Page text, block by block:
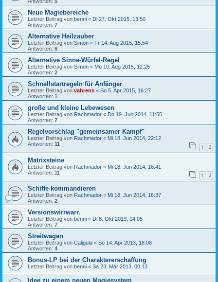
Neue Magiebereiche
Letzter Beitrag von benni « Di 27. Okt 2015, 13:50
Antworten: 7
Alternative Heilzauber
Letzter Beitrag von Simon « Fr 14. Aug 2015, 15:54
Antworten: 6
Alternative Sinne-Würfel-Regel
Letzter Beitrag von Simon « Mo 10. Aug 2015, 12:25
Antworten: 2
Schnellstartregeln für Anfänger
Letzter Beitrag von vahrens « So 5. Apr 2015, 16:27
Antworten: 1
große und kleine Lebewesen
Letzter Beitrag von Rachmador « Do 19. Jun 2014, 11:55
Antworten: 7
Regelvorschlag "gemeinsamer Kampf"
Letzter Beitrag von Rachmador « Mi 18. Jun 2014, 22:12
Antworten: 11 1 2
Matrixsteine
Letzter Beitrag von Rachmador « Mi 18. Jun 2014, 16:41
Antworten: 11 1 2
Schiffe kommandieren
Letzter Beitrag von Rachmador « Mi 18. Jun 2014, 16:37
Antworten: 2
Versionswirrwarr.
Letzter Beitrag von benni « Di 8. Okt 2013, 14:05
Antworten: 7
Streitwagen
Letzter Beitrag von Caligula « So 14. Apr 2013, 18:08
Antworten: 4
Bonus-LP bei der Charaktererschaffung
Letzter Beitrag von benni « Sa 23. Mär 2013, 00:13
Idee zu einem neuen Magiesystem